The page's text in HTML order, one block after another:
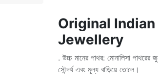
Original
Jewellery
. উচ্চ মানের পাথর: মোনালিসা পাথরের
সৌন্দর্য এবং মূল্য বাড়িয়ে তোলে।